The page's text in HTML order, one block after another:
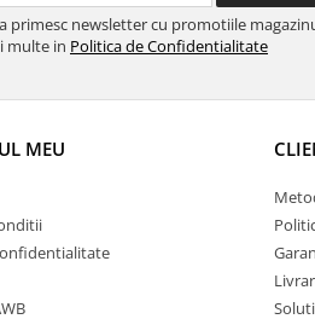
primesc newsletter cu promotiile
multe in Politica de Confidentialitate
MEU